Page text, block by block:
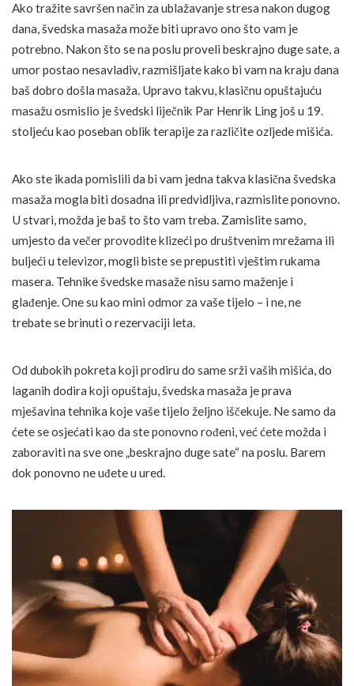
Ako tražite savršen način za ublažavanje stresa nakon dugog
dana, švedska masaža može biti upravo ono što vam je
potrebno. Nakon što se na poslu proveli beskrajno duge sate, a
umor postao nesavladiv, razmišljate kako bi vam na kraju dana
baš dobro došla masaža. Upravo takvu, klasičnu opuštajuću
masažu osmislio je švedski liječnik Par Henrik Ling još u 19.
stoljeću kao poseban oblik terapije za različite ozljede mišića.
Ako ste ikada pomislili da bi vam jedna takva klasična švedska
masaža mogla biti dosadna ili predvidljiva, razmislite ponovno.
U stvari, možda je baš to što vam treba. Zamislite samo,
umjesto da večer provodite klizeći po društvenim mrežama ili
buljeći u televizor, mogli biste se prepustiti vještim rukama
masera. Tehnike švedske masaže nisu samo maženje i
glađenje. One su kao mini odmor za vaše tijelo – i ne, ne
trebate se brinuti o rezervaciji leta.
Od dubokih pokreta koji prodiru do same srži vaših mišića, do
laganih dodira koji opuštaju, švedska masaža je prava
mješavina tehnika koje vaše tijelo željno iščekuje. Ne samo da
ćete se osjećati kao da ste ponovno rođeni, već ćete možda i
zaboraviti na sve one „beskrajno duge sate“ na poslu. Barem
dok ponovno ne uđete u ured.